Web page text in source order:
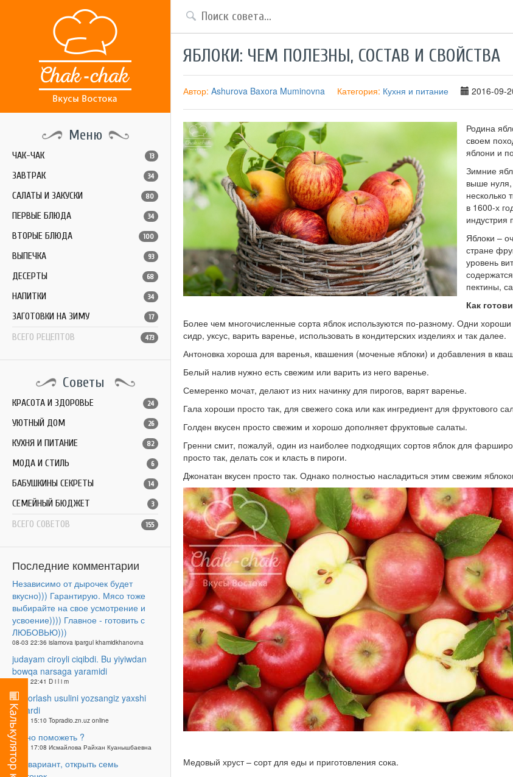
Меню
ЧАК-ЧАК 13
ЗАВТРАК 34
САЛАТЫ И ЗАКУСКИ 80
ПЕРВЫЕ БЛЮДА 34
ВТОРЫЕ БЛЮДА 100
ВЫПЕЧКА 93
ДЕСЕРТЫ 68
НАПИТКИ 34
ЗАГОТОВКИ НА ЗИМУ 17
ВСЕГО РЕЦЕПТОВ 473
Советы
КРАСОТА И ЗДОРОВЬЕ 24
УЮТНЫЙ ДОМ 26
КУХНЯ И ПИТАНИЕ 82
МОДА И СТИЛЬ 6
БАБУШКИНЫ СЕКРЕТЫ 14
СЕМЕЙНЫЙ БЮДЖЕТ 3
ВСЕГО СОВЕТОВ 155
Последние комментарии
Независимо от дырочек будет
вкусно))) Гарантирую. Мясо тоже
выбирайте на свое усмотрение и
усвоение)))) Главное - готовить с
ЛЮБОВЬЮ)))
08-03 22:36 islamova ipargul khamidkhanovna
judayam ciroyli ciqibdi. Bu yiyiwdan
bowqa narsaga yaramidi
16-01 22:41 D i l i m
tayyorlash usulini yozsangiz yaxshi
bo'lardi
28-12 15:10 Topradio.zn.uz online
Точно поможеть ?
17-02 17:08 Исмайлова Райхан Куанышбаевна
Как вариант, открыть семь
ЯБЛОКИ: ЧЕМ ПОЛЕЗНЫ, СОСТАВ И СВОЙСТВА
Автор: Ashurova Baxora Muminovna Категория: Кухня и питание 2016-09-
Родина
своем
яблони и
Зимние
выше
несколько
в 1600-х
индустрия
Яблоки –
стране
уровень
пектины,
Как
Более чем многочисленные сорта яблок используются по-разному. Одни хороши
сидр, уксус, варить варенье, использовать в кондитерских изделиях и так далее.
Антоновка хороша для варенья, квашения (моченые яблоки) и добавления в
Белый налив нужно есть свежим или варить из него варенье.
Семеренко мочат, делают из них начинку для пирогов, варят варенье.
Гала хороши просто так, для свежего сока или как ингредиент для фруктового
Голден вкусен просто свежим и хорошо дополняет фруктовые салаты.
Гренни смит, пожалуй, один из наиболее подходящих сортов яблок для
просто так, делать сок и класть в пироги.
Джонатан вкусен просто так. Однако полностью насладиться этим свежим
Медовый хруст – сорт для еды и приготовления сока.